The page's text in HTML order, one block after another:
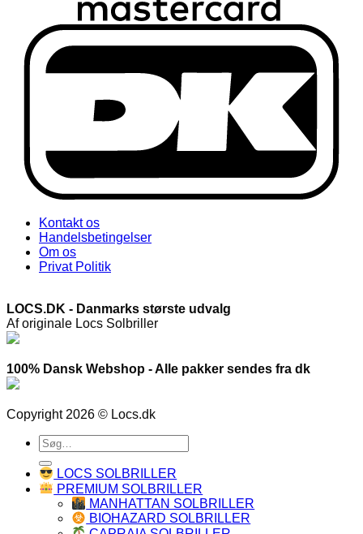
Kontakt os
Handelsbetingelser
Om os
Privat Politik
LOCS.DK - Danmarks største udvalg
Af originale Locs Solbriller
100% Dansk Webshop - Alle pakker sendes fra dk
Copyright 2026 © Locs.dk
Søg
efter:
LOCS SOLBRILLER
PREMIUM SOLBRILLER
MANHATTAN SOLBRILLER
BIOHAZARD SOLBRILLER